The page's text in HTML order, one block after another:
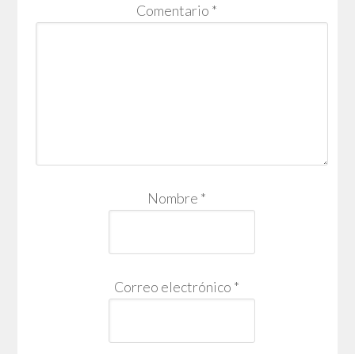
Comentario *
Nombre *
Correo electrónico *